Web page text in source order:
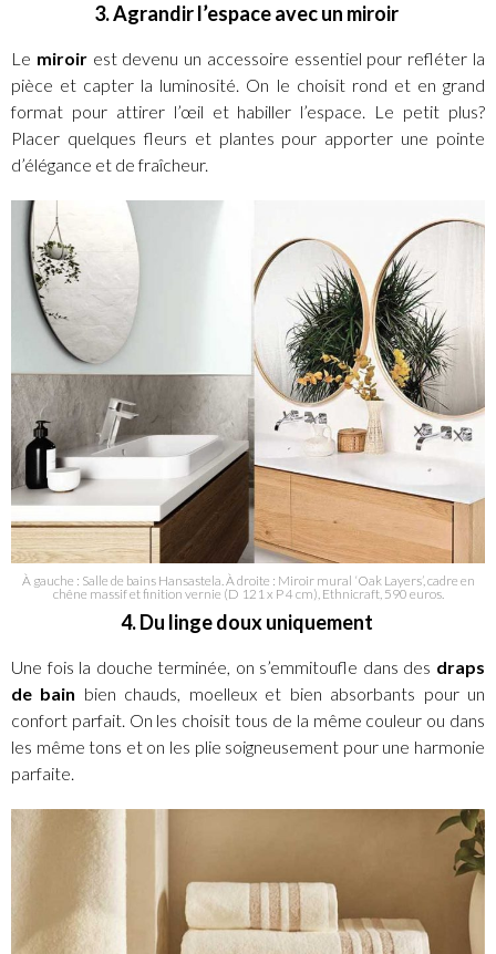
3. Agrandir l’espace avec un miroir
Le miroirest devenu un accessoire essentiel pour refléter la
pièce et capter la luminosité. On le choisit rond et en grand
format pour attirer l’œil et habiller l’espace. Le petit plus?
Placer quelques fleurs et plantes pour apporter une pointe
d’élégance et de fraîcheur.
À gauche : Salle de bains Hansastela. À droite : Miroir mural ‘Oak Layers’, cadre en
chêne massif et finition vernie (D 121 x P 4 cm), Ethnicraft, 590 euros.
4. Du linge doux uniquement
Une fois la douche terminée, on s’emmitoufle dans des draps
de bain bien chauds, moelleux et bien absorbants pour un
confort parfait. On les choisit tous de la même couleur ou dans
les même tons et on les plie soigneusement pour une harmonie
parfaite.